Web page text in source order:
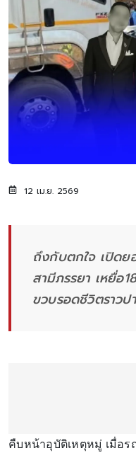
12 เม.ย. 2569
ถึงกับตกใจ เปิดย
สามีภรรยา เหยื่อ
ขวบรอดชีวิตราวป
คืบหน้าอุบัติเหตุหมู่ เมื่อ